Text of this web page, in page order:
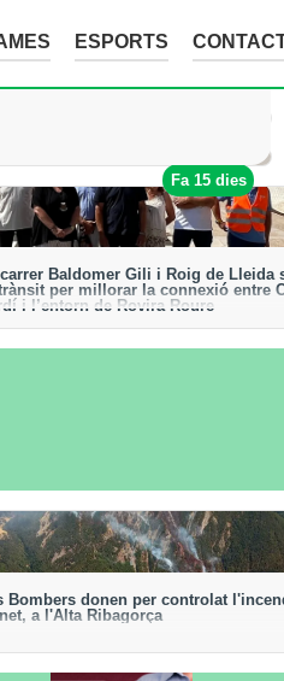
ESPORTS
7 cm a Raimat, però
danys
Fa 15 dies
Baldomer Gili i Roig de Lleida
per millorar la connexió entre
i l’entorn de Rovira Roure
urbanitzat un tram de 135 metres,
accessibles, arbrat i renovació
Bombers donen per controlat
a l'Alta Ribagorça
aeris per detectar possibles punts